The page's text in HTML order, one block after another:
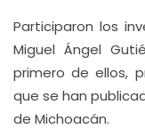
Participaron los
Miguel Ángel
primero de ellos,
que se han
de Michoacán.